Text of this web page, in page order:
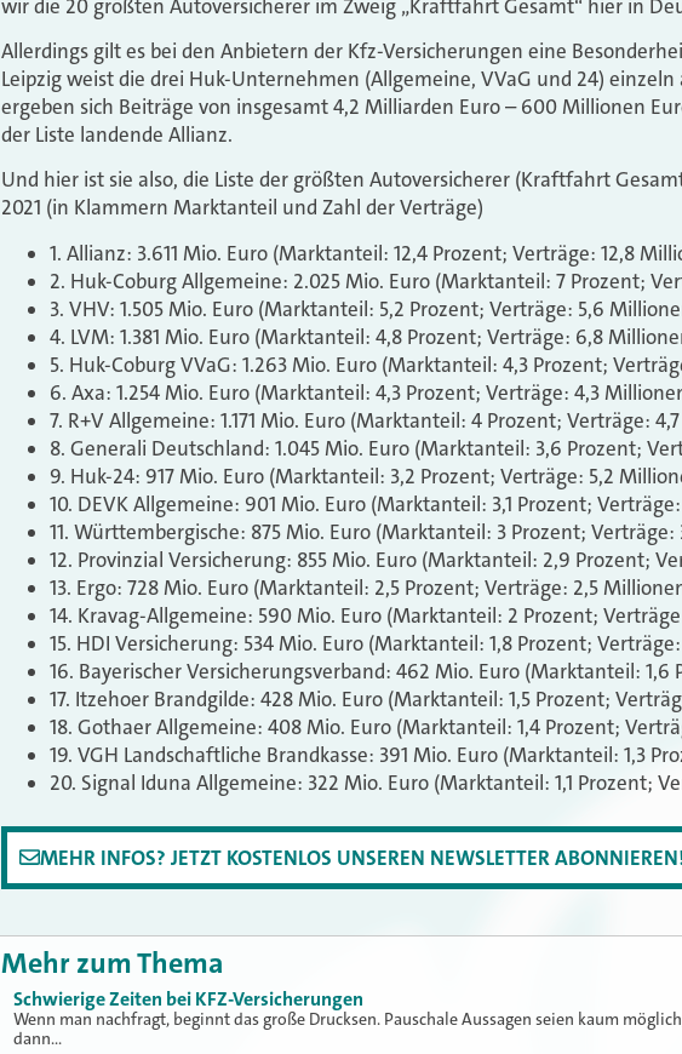
wir die 20 größten Autoversicherer im Zweig „Kraftfahrt Gesamt“ hier in
Allerdings gilt es bei den Anbietern der Kfz-Versicherungen eine
Leipzig weist die drei Huk-Unternehmen (Allgemeine, VVaG und 24)
ergeben sich Beiträge von insgesamt 4,2 Milliarden Euro – 600 Millionen
der Liste landende Allianz.
Und hier ist sie also, die Liste der größten Autoversicherer (Kraftfahrt
2021 (in Klammern Marktanteil und Zahl der Verträge)
1. Allianz: 3.611 Mio. Euro (Marktanteil: 12,4 Prozent; Verträge: 12,8
2. Huk-Coburg Allgemeine: 2.025 Mio. Euro (Marktanteil: 7 Prozent;
3. VHV: 1.505 Mio. Euro (Marktanteil: 5,2 Prozent; Verträge: 5,6
4. LVM: 1.381 Mio. Euro (Marktanteil: 4,8 Prozent; Verträge: 6,8
5. Huk-Coburg VVaG: 1.263 Mio. Euro (Marktanteil: 4,3 Prozent;
6. Axa: 1.254 Mio. Euro (Marktanteil: 4,3 Prozent; Verträge: 4,3
7. R+V Allgemeine: 1.171 Mio. Euro (Marktanteil: 4 Prozent; Verträge:
8. Generali Deutschland: 1.045 Mio. Euro (Marktanteil: 3,6 Prozent;
9. Huk-24: 917 Mio. Euro (Marktanteil: 3,2 Prozent; Verträge: 5,2
10. DEVK Allgemeine: 901 Mio. Euro (Marktanteil: 3,1 Prozent;
11. Württembergische: 875 Mio. Euro (Marktanteil: 3 Prozent; Verträge:
12. Provinzial Versicherung: 855 Mio. Euro (Marktanteil: 2,9 Prozent;
13. Ergo: 728 Mio. Euro (Marktanteil: 2,5 Prozent; Verträge: 2,5
14. Kravag-Allgemeine: 590 Mio. Euro (Marktanteil: 2 Prozent;
15. HDI Versicherung: 534 Mio. Euro (Marktanteil: 1,8 Prozent;
16. Bayerischer Versicherungsverband: 462 Mio. Euro (Marktanteil:
17. Itzehoer Brandgilde: 428 Mio. Euro (Marktanteil: 1,5 Prozent;
18. Gothaer Allgemeine: 408 Mio. Euro (Marktanteil: 1,4 Prozent;
19. VGH Landschaftliche Brandkasse: 391 Mio. Euro (Marktanteil: 1,3
20. Signal Iduna Allgemeine: 322 Mio. Euro (Marktanteil: 1,1 Prozent;
MEHR INFOS? JETZT KOSTENLOS UNSEREN NEWSLETTER
Mehr zum Thema
Schwierige Zeiten bei KFZ-Versicherungen
Wenn man nachfragt, beginnt das große Drucksen. Pauschale Aussagen seien kaum
dann…